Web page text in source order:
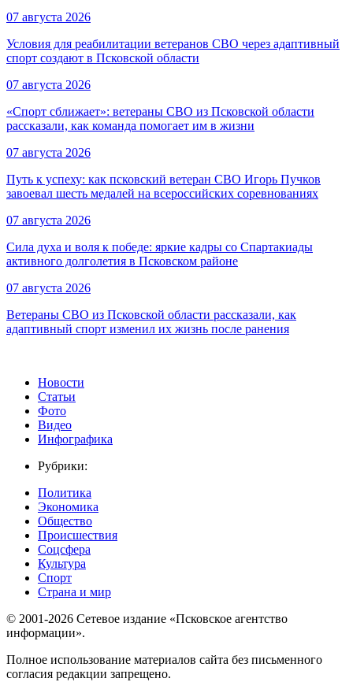
07 августа 2026
Условия для реабилитации ветеранов СВО через адаптивный
спорт создают в Псковской области
07 августа 2026
«Спорт сближает»: ветераны СВО из Псковской области
рассказали, как команда помогает им в жизни
07 августа 2026
Путь к успеху: как псковский ветеран СВО Игорь Пучков
завоевал шесть медалей на всероссийских соревнованиях
07 августа 2026
Сила духа и воля к победе: яркие кадры со Спартакиады
активного долголетия в Псковском районе
07 августа 2026
Ветераны СВО из Псковской области рассказали, как
адаптивный спорт изменил их жизнь после ранения
Новости
Статьи
Фото
Видео
Инфографика
Рубрики:
Политика
Экономика
Общество
Происшествия
Соцсфера
Культура
Спорт
Страна и мир
© 2001-2026 Сетевое издание «Псковское агентство
информации».
Полное использование материалов сайта без письменного
согласия редакции запрещено.